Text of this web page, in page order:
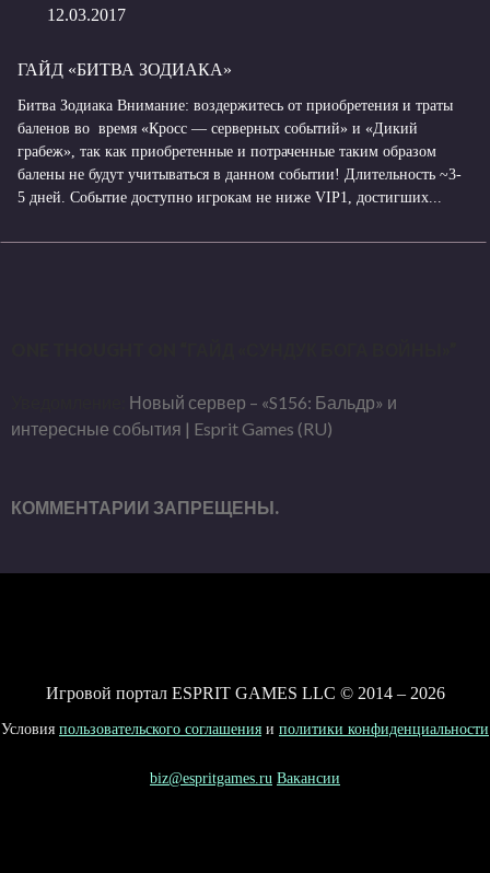
12.03.2017
ГАЙД «БИТВА ЗОДИАКА»
Битва Зодиака Внимание: воздержитесь от приобретения и траты
баленов во время «Кросс — серверных событий» и «Дикий
грабеж», так как приобретенные и потраченные таким образом
балены не будут учитываться в данном событии! Длительность ~3-
5 дней. Событие доступно игрокам не ниже VIP1, достигших...
Новый сервер – «S156: Бальдр» и
интересные события | Esprit Games (RU)
КОММЕНТАРИИ ЗАПРЕЩЕНЫ.
Игровой портал ESPRIT GAMES LLC © 2014 – 2026
Условия пользовательского соглашения и политики конфиденциальности
biz@espritgames.ru Вакансии